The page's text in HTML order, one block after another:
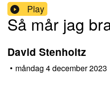
Play
Så mår jag
David Stenholtz
• måndag 4 december 2023